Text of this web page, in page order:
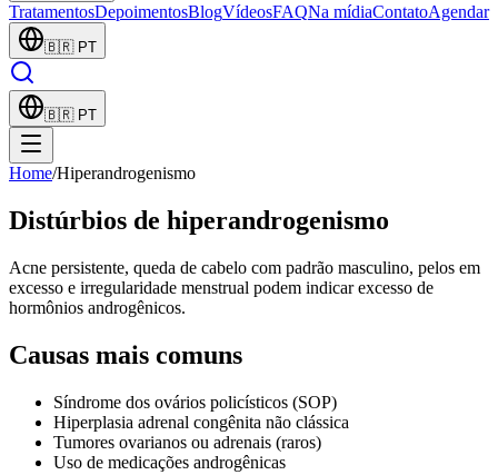
TratamentosDepoimentosBlogVídeosFAQNa mídiaContatoAgendar
🇧🇷 PT
🇧🇷 PT
Home/Hiperandrogenismo
Distúrbios de hiperandrogenismo
Acne persistente, queda de cabelo com padrão masculino, pelos em
excesso e irregularidade menstrual podem indicar excesso de
hormônios androgênicos.
Causas mais comuns
Síndrome dos ovários policísticos (SOP)
Hiperplasia adrenal congênita não clássica
Tumores ovarianos ou adrenais (raros)
Uso de medicações androgênicas